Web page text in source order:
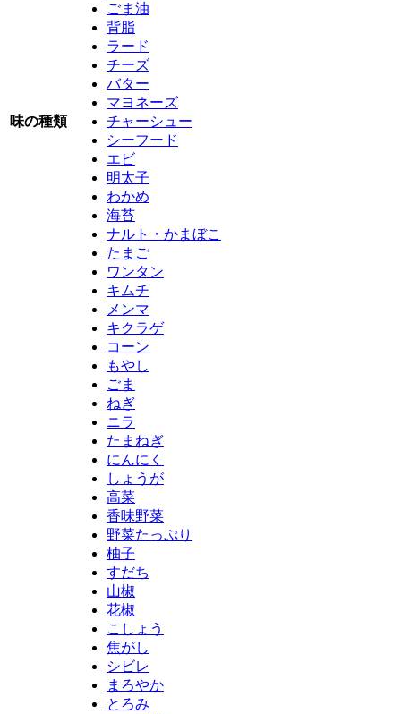
味の種類
ごま油
背脂
ラード
チーズ
バター
マヨネーズ
チャーシュー
シーフード
エビ
明太子
わかめ
海苔
ナルト・かまぼこ
たまご
ワンタン
キムチ
メンマ
キクラゲ
コーン
もやし
ごま
ねぎ
ニラ
たまねぎ
にんにく
しょうが
高菜
香味野菜
野菜たっぷり
柚子
すだち
山椒
花椒
こしょう
焦がし
シビレ
まろやか
とろみ